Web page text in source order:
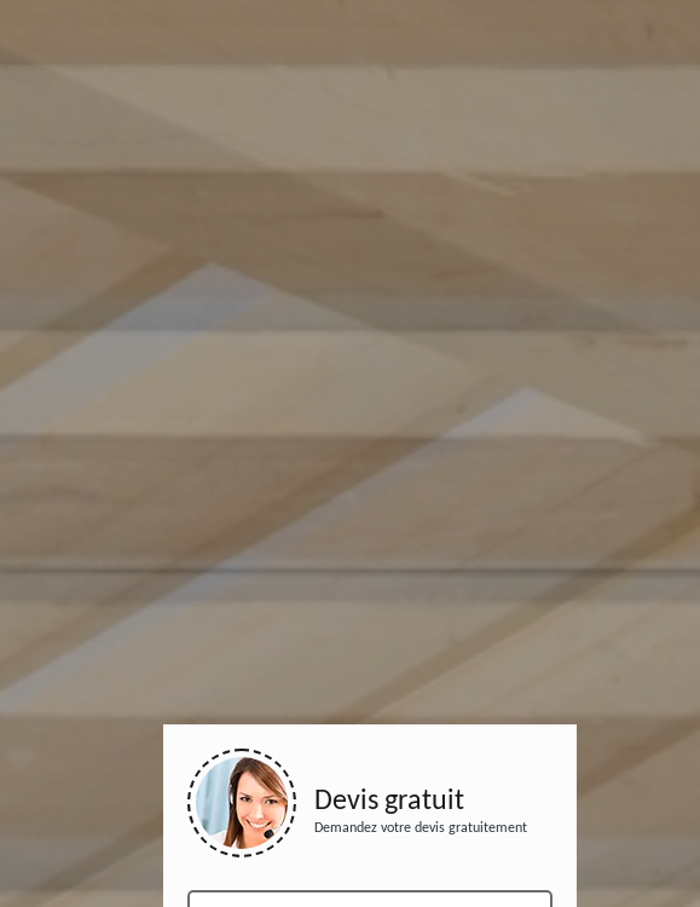
Devis gratuit
Demandez votre devis gratuitement